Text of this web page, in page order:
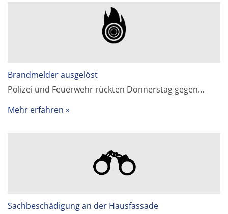
Brandmelder ausgelöst
Polizei und Feuerwehr rückten Donnerstag gegen…
Mehr erfahren
Sachbeschädigung an der Hausfassade